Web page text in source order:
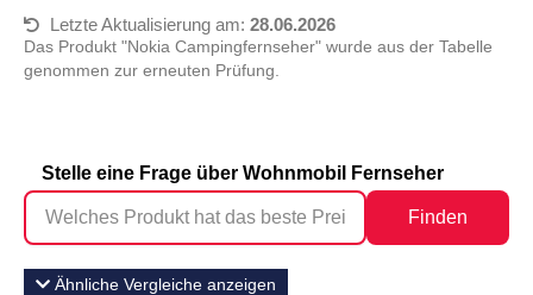
Letzte Aktualisierung am: 28.06.2026
Das Produkt "Nokia Campingfernseher" wurde aus der Tabelle
genommen zur erneuten Prüfung.
Stelle eine Frage über Wohnmobil Fernseher
Finden
Ähnliche Vergleiche anzeigen